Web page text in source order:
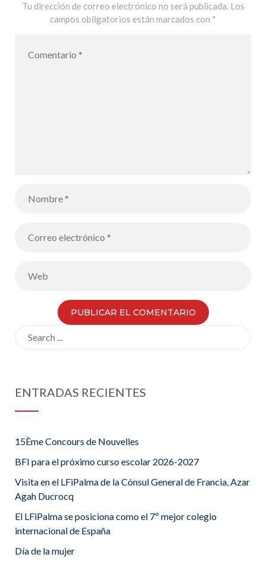
Tu dirección de correo electrónico no será publicada. Los
campos obligatorios están marcados con *
ENTRADAS RECIENTES
15Ème Concours de Nouvelles
BFI para el próximo curso escolar 2026-2027
Visita en el LFiPalma de la Cónsul General de Francia, Azar
Agah Ducrocq
El LFiPalma se posiciona como el 7º mejor colegio
internacional de España
Día de la mujer